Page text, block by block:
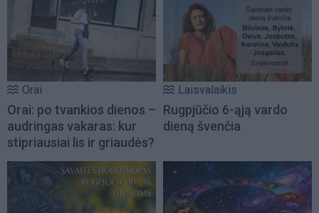
Orai
Orai: po tvankios dienos –
audringas vakaras: kur
stipriausiai lis ir griaudės?
Laisvalaikis
Rugpjūčio 6-ąją vardo
dieną švenčia